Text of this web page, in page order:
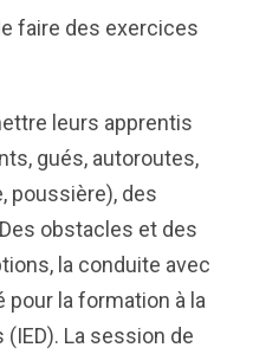
faire des exercices
leurs apprentis
gués, autoroutes,
poussière), des
obstacles et des
la conduite avec
la formation à la
La session de